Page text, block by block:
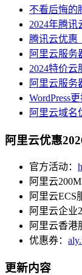
不看后悔的
2024年腾
腾讯云优惠
阿里云服务
2024特价云
阿里云服务
WordPress
阿里云域名
阿里云优惠
官方活动：
阿里云
阿里云ECS
阿里云企业
阿里云香港
优惠券：
更新内容